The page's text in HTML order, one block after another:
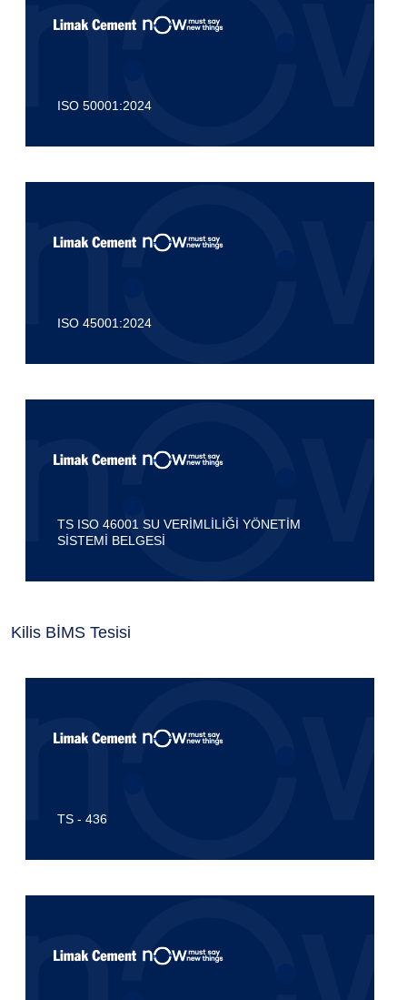
ISO 50001:2024
ISO 45001:2024
TS ISO 46001 SU VERİMLİLİĞİ YÖNETİM
SİSTEMİ BELGESİ
Kilis BİMS Tesisi
TS - 436